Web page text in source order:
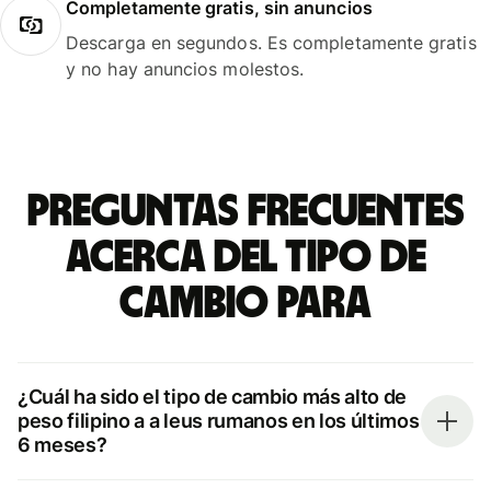
Completamente gratis, sin anuncios
Descarga en segundos. Es completamente gratis
y no hay anuncios molestos.
Preguntas frecuentes
acerca del tipo de
cambio para
¿Cuál ha sido el tipo de cambio más alto de
peso filipino a a leus rumanos en los últimos
6 meses?